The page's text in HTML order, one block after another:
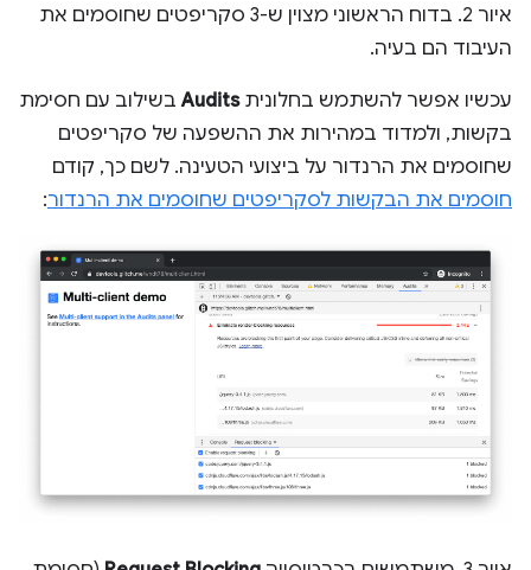
איור 2. בדוח הראשוני מצוין ש-3 סקריפטים שחוסמים את
העיבוד הם בעיה.
עכשיו אפשר להשתמש בחלוניתAuditsבשילוב עם חסימת
בקשות, ולמדוד במהירות את ההשפעה של סקריפטים
שחוסמים את הרנדור על ביצועי הטעינה. לשם כך, קודם
חוסמים את הבקשות לסקריפטים שחוסמים את הרנדור: